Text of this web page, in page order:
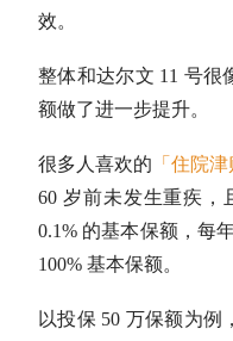
效。
整体和达尔文 11 号很
额做了进一步提升。
很多人喜欢的 「住院
60 岁前未发生重疾，
0.1% 的基本保额，每
100% 基本保额。
以投保 50 万保额为例